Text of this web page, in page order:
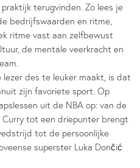
terugvinden. Zo lees je
bedrijfswaarden en ritme,
ritme vast aan zelfbewust
de mentale veerkracht en
des te leuker maakt, is dat
zijn favoriete sport. Op
uit de NBA op: van de
tot een driepunter brengt
tot de persoonlijke
superster Luka Dončić